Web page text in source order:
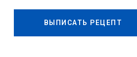
ВЫПИСАТЬ РЕЦЕПТ